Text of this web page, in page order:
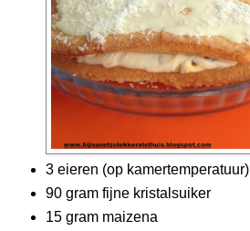
3 eieren (op kamertemperatuur)
90 gram fijne kristalsuiker
15 gram maizena